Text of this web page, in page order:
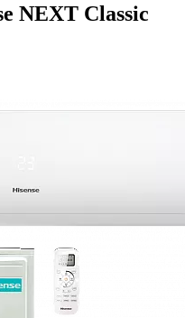
NEXT Classic